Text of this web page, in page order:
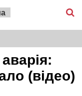
(відео)